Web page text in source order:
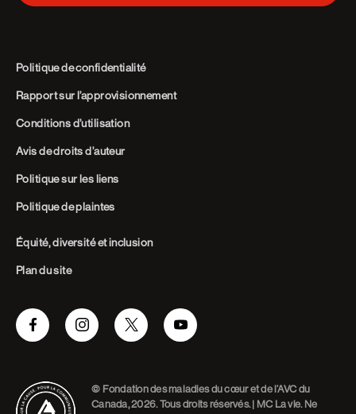
Politique de confidentialité
Rapport sur l’approvisionnement
Conditions d’utilisation
Avis de droits d’auteur
Politique sur les liens
Politique de plaintes
Équité, diversité et inclusion
Plan du site
FacebookInstagramTwitter Youtube
© Fondation des maladies du cœur et de l’AVC du
Canada, 2026. Tous droits réservés. | MC La vie. Ne